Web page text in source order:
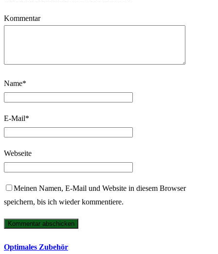
Kommentar
Name*
E-Mail*
Webseite
Meinen Namen, E-Mail und Website in diesem Browser
speichern, bis ich wieder kommentiere.
Optimales Zubehör